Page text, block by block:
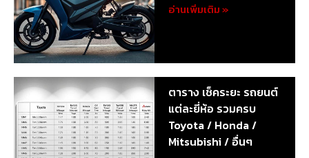
อ่านเพิ่มเติม »
ตาราง เช็คระยะ รถยนต์
แต่ละยี่ห้อ รวมครบ
Toyota / Honda /
Mitsubishi / อื่นๆ